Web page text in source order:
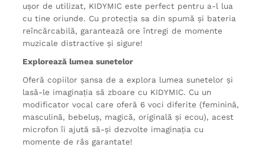
ușor de utilizat, KIDYMIC este perfect pentru a-l lua
cu tine oriunde. Cu protecția sa din spumă și bateria
reîncărcabilă, garantează ore întregi de momente
muzicale distractive și sigure!
Explorează lumea sunetelor
Oferă copiilor șansa de a explora lumea sunetelor și
lasă-le imaginația să zboare cu KIDYMIC. Cu un
modificator vocal care oferă 6 voci diferite (feminină,
masculină, bebeluș, magică, originală și ecou), acest
microfon îi ajută să-și dezvolte imaginația cu
momente de râs garantate!